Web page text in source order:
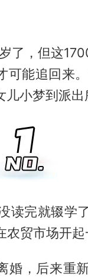
了，但这
可能追回来
小梦到派出
读完就辍学
贸市场开起
婚，后来重